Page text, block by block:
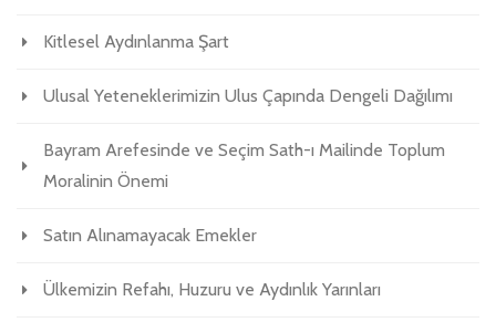
Kitlesel Aydınlanma Şart
Ulusal Yeteneklerimizin Ulus Çapında Dengeli Dağılımı
Bayram Arefesinde ve Seçim Sath-ı Mailinde Toplum
Moralinin Önemi
Satın Alınamayacak Emekler
Ülkemizin Refahı, Huzuru ve Aydınlık Yarınları